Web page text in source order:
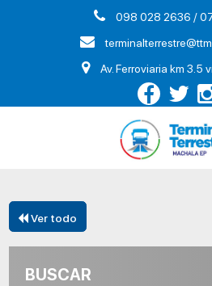
098 028 2636 /
Av. Ferroviaria km 3.5
Ver todo
BUSCAR